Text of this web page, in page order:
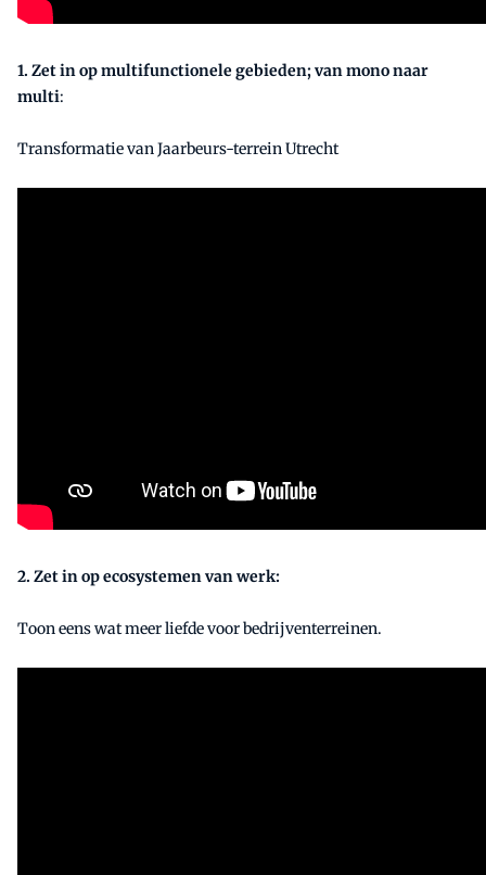
1. Zet in op multifunctionele gebieden; van mono naar
multi:
Transformatie van Jaarbeurs-terrein Utrecht
2. Zet in op ecosystemen van werk:
Toon eens wat meer liefde voor bedrijventerreinen.